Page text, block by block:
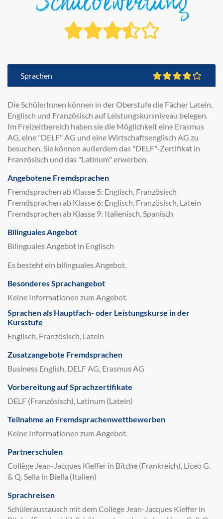
Schulbewertung
Sprachen
Die SchülerInnen können in der Oberstufe die Fächer Latein,
Englisch und Französisch auf Leistungskursniveau belegen.
Im Freizeitbereich haben sie die Möglichkeit eine Erasmus
AG, eine "DELF" AG und eine Wirtschaftsenglisch AG zu
besuchen. Sie können außerdem das "DELF"-Zertifikat in
Französisch und das "Latinum" erwerben.
Angebotene Fremdsprachen
Fremdsprachen ab Klasse 5: Englisch, Französisch
Fremdsprachen ab Klasse 6: Englisch, Französisch, Latein
Fremdsprachen ab Klasse 9: Italienisch, Spanisch
Bilinguales Angebot
Bilinguales Angebot in Englisch
Es besteht ein bilinguales Angebot.
Besonderes Sprachangebot
Keine Informationen zum Angebot.
Sprachen als Hauptfach- oder Leistungskurse in der
Kursstufe
Englisch, Französisch, Latein
Zusatzangebote Fremdsprachen
Business English, DELF AG, Erasmus AG
Vorbereitung auf Sprachzertifikate
DELF (Französisch), Latinum (Latein)
Teilnahme an Fremdsprachenwettbewerben
Keine Informationen zum Angebot.
Partnerschulen
Collège Jean-Jacques Kieffer in Bitche (Frankreich), Liceo G.
& Q. Sella in Biella (Italien)
Sprachreisen
Schüleraustausch mit dem Collège Jean-Jacques Kieffer in